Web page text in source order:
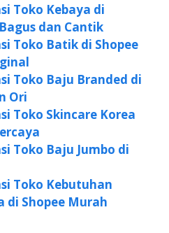
Toko Kebaya di
dan Cantik
Toko Batik di Shopee
Toko Baju Branded di
Ori
Toko Skincare Korea
Toko Baju Jumbo di
Toko Kebutuhan
di Shopee Murah